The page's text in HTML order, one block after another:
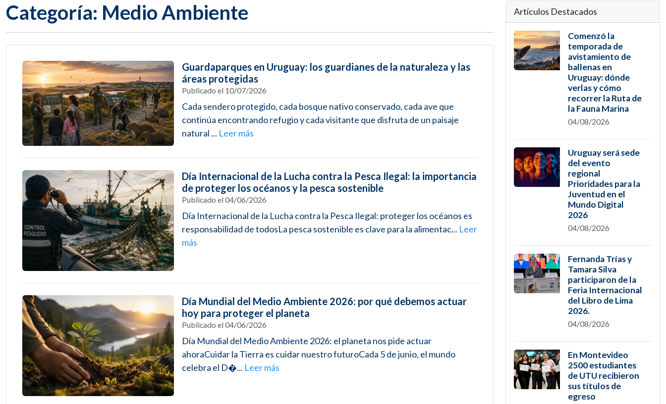
Categoría: Medio Ambiente
Guardaparques en Uruguay: los guardianes de la naturaleza y las
áreas protegidas
Publicado el 10/07/2026
Cada sendero protegido, cada bosque nativo conservado, cada ave que
continúa encontrando refugio y cada visitante que disfruta de un paisaje
natural ... Leer más
Día Internacional de la Lucha contra la Pesca Ilegal: la importancia
de proteger los océanos y la pesca sostenible
Publicado el 04/06/2026
Día Internacional de la Lucha contra la Pesca Ilegal: proteger los océanos es
responsabilidad de todosLa pesca sostenible es clave para la alimentac... Leer
más
Día Mundial del Medio Ambiente 2026: por qué debemos actuar
hoy para proteger el planeta
Publicado el 04/06/2026
Día Mundial del Medio Ambiente 2026: el planeta nos pide actuar
ahoraCuidar la Tierra es cuidar nuestro futuroCada 5 de junio, el mundo
celebra el D�... Leer más
Artículos Destacados
Comenzó la
temporada de
avistamiento de
ballenas en
Uruguay: dónde
verlas y cómo
recorrer la Ruta de
la Fauna Marina
04/08/2026
Uruguay será sede
del evento
regional
Prioridades para la
Juventud en el
Mundo Digital
2026
04/08/2026
Fernanda Trías y
Tamara Silva
participaron de la
Feria Internacional
del Libro de Lima
2026.
04/08/2026
En Montevideo
2500 estudiantes
de UTU recibieron
sus títulos de
egreso